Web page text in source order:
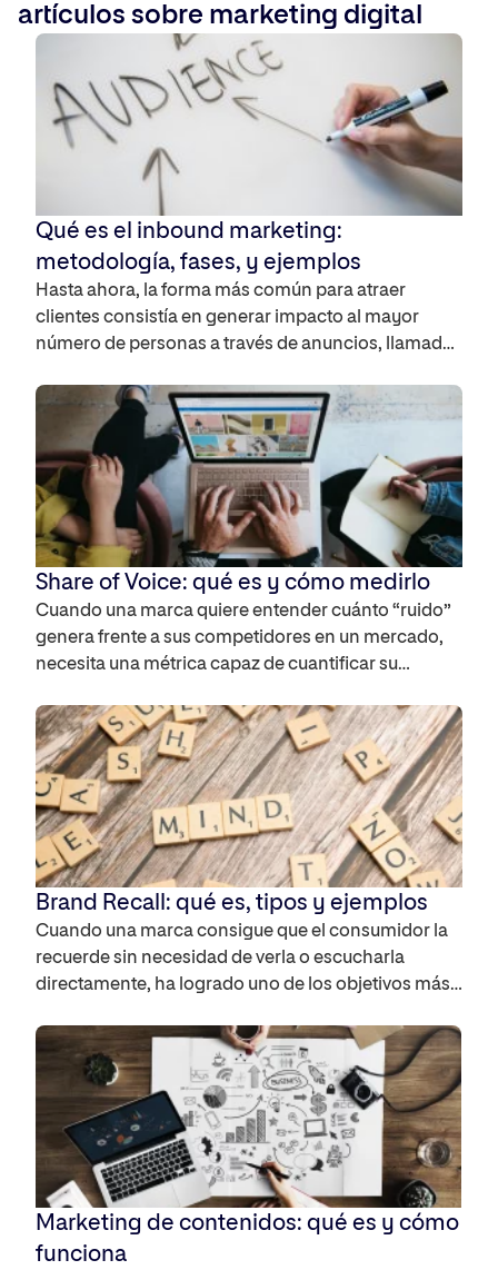
artículos sobre marketing digital
Qué es el inbound marketing:
metodología, fases, y ejemplos
Hasta ahora, la forma más común para atraer
clientes consistía en generar impacto al mayor
número de personas a través de anuncios, llamadas
comportamiento de los consumidores ha
cambiado y hoy en día los usuarios investigan,
comparan opciones y buscan información antes de
realizar cualquier compra. El inbound […]
Share of Voice: qué es y cómo medirlo
Cuando una marca quiere entender cuánto “ruido”
genera frente a sus competidores en un mercado,
necesita una métrica capaz de cuantificar su
interpretar la visibilidad de tu marca en distintos
canales y medir su impacto. Te contamos cómo
hacerlo y por qué tienes que aplicarlo en cualquier
[…]
Brand Recall: qué es, tipos y ejemplos
Cuando una marca consigue que el consumidor la
recuerde sin necesidad de verla o escucharla
directamente, ha logrado uno de los objetivos más
artículo se explica qué es el brand recall, cómo se
mide, qué tipos existen y qué estrategias permiten
mejorar este indicador clave de memoria […]
Marketing de contenidos: qué es y cómo
funciona